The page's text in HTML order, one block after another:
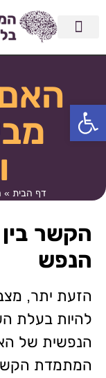
פתח סרגל נגישות
דף הבית »
הקשר
הנפש
הזעת יתר,
להיות בעלת
הנפשית של
המתמדת